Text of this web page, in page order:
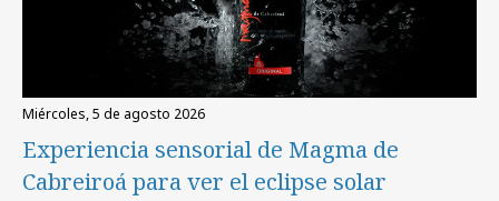
miércoles, 5 de agosto 2026
Experiencia sensorial de Magma de
Cabreiroá para ver el eclipse solar